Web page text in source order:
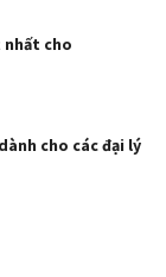
cho
cho các đại lý